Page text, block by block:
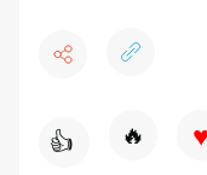
👍 🔥 ♥